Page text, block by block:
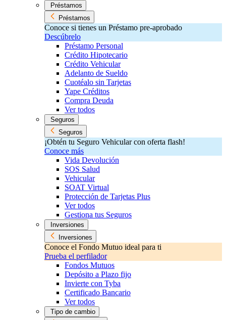
Préstamos
Préstamos
Conoce si tienes un Préstamo pre-aprobado
Descúbrelo
Préstamo Personal
Crédito Hipotecario
Crédito Vehicular
Adelanto de Sueldo
Cuotéalo sin Tarjetas
Yape Créditos
Compra Deuda
Ver todos
Seguros
Seguros
¡Obtén tu Seguro Vehicular con oferta flash!
Conoce más
Vida Devolución
SOS Salud
Vehicular
SOAT Virtual
Protección de Tarjetas Plus
Ver todos
Gestiona tus Seguros
Inversiones
Inversiones
Conoce el Fondo Mutuo ideal para ti
Prueba el perfilador
Fondos Mutuos
Depósito a Plazo fijo
Invierte con Tyba
Certificado Bancario
Ver todos
Tipo de cambio